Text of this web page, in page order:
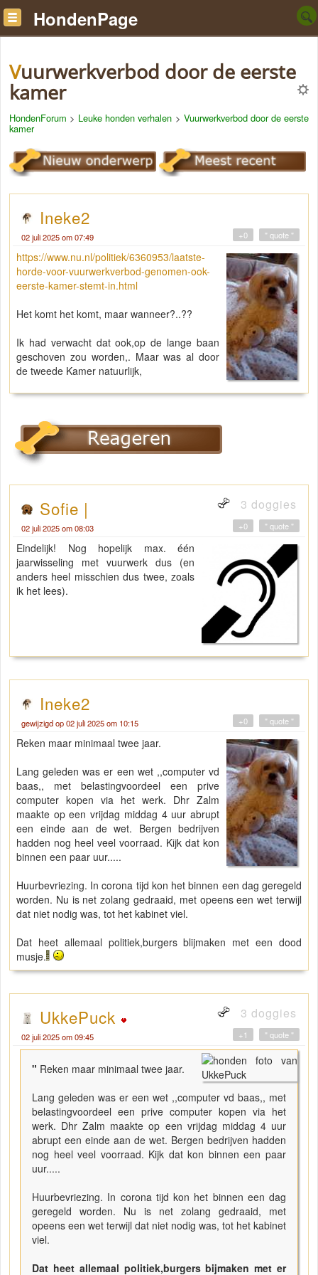
HondenPage
Vuurwerkverbod door de eerste
kamer
HondenForum > Leuke honden verhalen > Vuurwerkverbod door de eerste
kamer
Ineke2
02 juli 2025 om 07:49 " quote "
+0
https://www.nu.nl/politiek/6360953/laatste-
horde-voor-vuurwerkverbod-genomen-ook-
eerste-kamer-stemt-in.html
Het komt het komt, maar wanneer?..??
Ik had verwacht dat ook,op de lange baan
geschoven zou worden,. Maar was al door
de tweede Kamer natuurlijk,
Sofie | 3 doggies
02 juli 2025 om 08:03 " quote "
+0
Eindelijk! Nog hopelijk max. één
jaarwisseling met vuurwerk dus (en
anders heel misschien dus twee, zoals
ik het lees).
Ineke2
gewijzigd op 02 juli 2025 om 10:15 " quote "
+0
Reken maar minimaal twee jaar.
Lang geleden was er een wet ,,computer vd
baas,, met belastingvoordeel een prive
computer kopen via het werk. Dhr Zalm
maakte op een vrijdag middag 4 uur abrupt
een einde aan de wet. Bergen bedrijven
hadden nog heel veel voorraad. Kijk dat kon
binnen een paar uur.....
Huurbevriezing. In corona tijd kon het binnen een dag geregeld
worden. Nu is net zolang gedraaid, met opeens een wet terwijl
dat niet nodig was, tot het kabinet viel.
Dat heet allemaal politiek,burgers blijmaken met een dood
musje.
UkkePuck 3 doggies
02 juli 2025 om 09:45 " quote "
+1
" Reken maar minimaal twee jaar.
Lang geleden was er een wet ,,computer vd baas,, met
belastingvoordeel een prive computer kopen via het
werk. Dhr Zalm maakte op een vrijdag middag 4 uur
abrupt een einde aan de wet. Bergen bedrijven hadden
nog heel veel voorraad. Kijk dat kon binnen een paar
uur.....
Huurbevriezing. In corona tijd kon het binnen een dag
geregeld worden. Nu is net zolang gedraaid, met
opeens een wet terwijl dat niet nodig was, tot het kabinet
viel.
Dat heet allemaal politiek,burgers bijmaken met er